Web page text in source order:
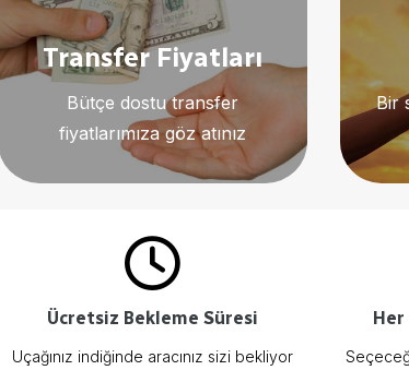
Transfer Fiyatları
Bütçe dostu transfer
fiyatlarımıza göz atınız
Bir
Ücretsiz Bekleme Süresi
Uçağınız indiğinde aracınız sizi bekliyor
Her